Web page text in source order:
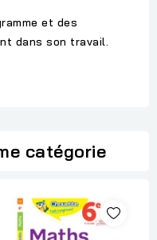
et des
dans son travail.
catégorie